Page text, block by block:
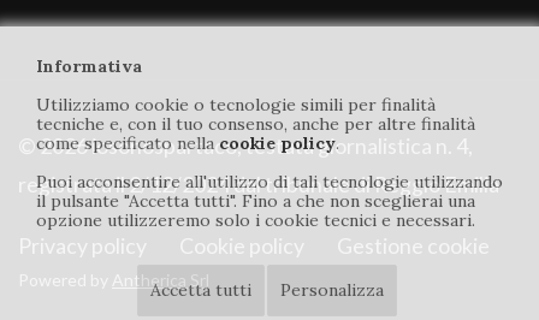
© 2026 iosonospartaco, testata giornalistica n. 4,
registrata il 2/12/2024 dal tribunale di Reggio Emilia
Privacy policy Cookie policy Gestione cookie
Powered by Antherica Srl
Informativa
Utilizziamo cookie o tecnologie simili per finalità
tecniche e, con il tuo consenso, anche per altre finalità
come specificato nellacookie policy.
Puoi acconsentire all'utilizzo di tali tecnologie utilizzando
il pulsante "Accetta tutti". Fino a che non sceglierai una
opzione utilizzeremo solo i cookie tecnici e necessari.
Accetta tutti Personalizza